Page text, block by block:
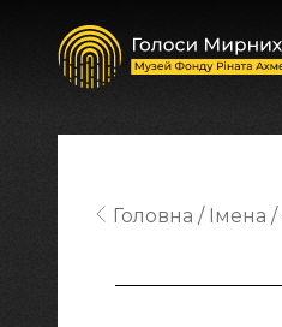
Головна Імена